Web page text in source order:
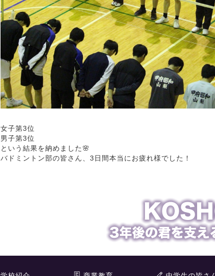
女子第3位
男子第3位
という結果を納めました🌸
バドミントン部の皆さん、3日間本当にお疲れ様でした！